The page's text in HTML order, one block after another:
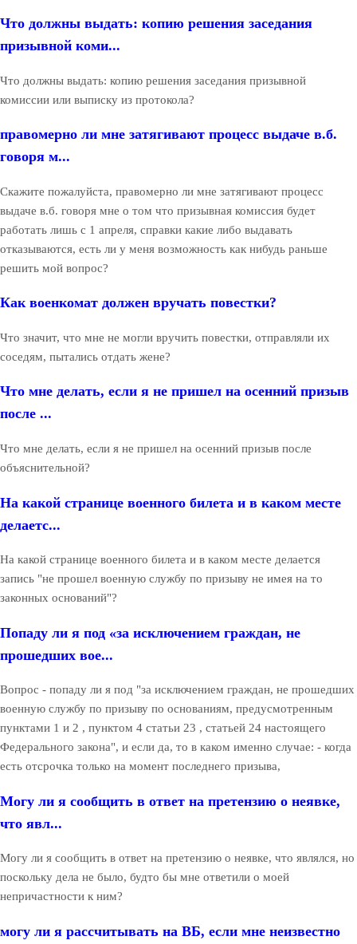
Что должны выдать: копию решения заседания
призывной коми...
Что должны выдать: копию решения заседания призывной
комиссии или выписку из протокола?
правомерно ли мне затягивают процесс выдаче в.б.
говоря м...
Скажите пожалуйста, правомерно ли мне затягивают процесс
выдаче в.б. говоря мне о том что призывная комиссия будет
работать лишь с 1 апреля, справки какие либо выдавать
отказываются, есть ли у меня возможность как нибудь раньше
решить мой вопрос?
Как военкомат должен вручать повестки?
Что значит, что мне не могли вручить повестки, отправляли их
соседям, пытались отдать жене?
Что мне делать, если я не пришел на осенний призыв
после ...
Что мне делать, если я не пришел на осенний призыв после
объяснительной?
На какой странице военного билета и в каком месте
делаетс...
На какой странице военного билета и в каком месте делается
запись "не прошел военную службу по призыву не имея на то
законных оснований"?
Попаду ли я под «за исключением граждан, не
прошедших вое...
Вопрос - попаду ли я под "за исключением граждан, не прошедших
военную службу по призыву по основаниям, предусмотренным
пунктами 1 и 2 , пунктом 4 статьи 23 , статьей 24 настоящего
Федерального закона", и если да, то в каком именно случае: - когда
есть отсрочка только на момент последнего призыва,
Могу ли я сообщить в ответ на претензию о неявке,
что явл...
Могу ли я сообщить в ответ на претензию о неявке, что являлся, но
поскольку дела не было, будто бы мне ответили о моей
непричастности к ним?
могу ли я рассчитывать на ВБ, если мне неизвестно